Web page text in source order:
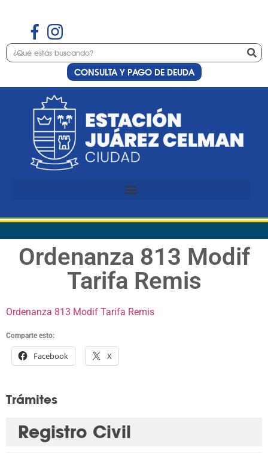
CONSULTA Y PAGO DE DEUDA
Ordenanza 813 Modif
Tarifa Remis
Ordenanza 813 Modif Tarifa Remis
Comparte esto:
Facebook X
Trámites
Registro Civil